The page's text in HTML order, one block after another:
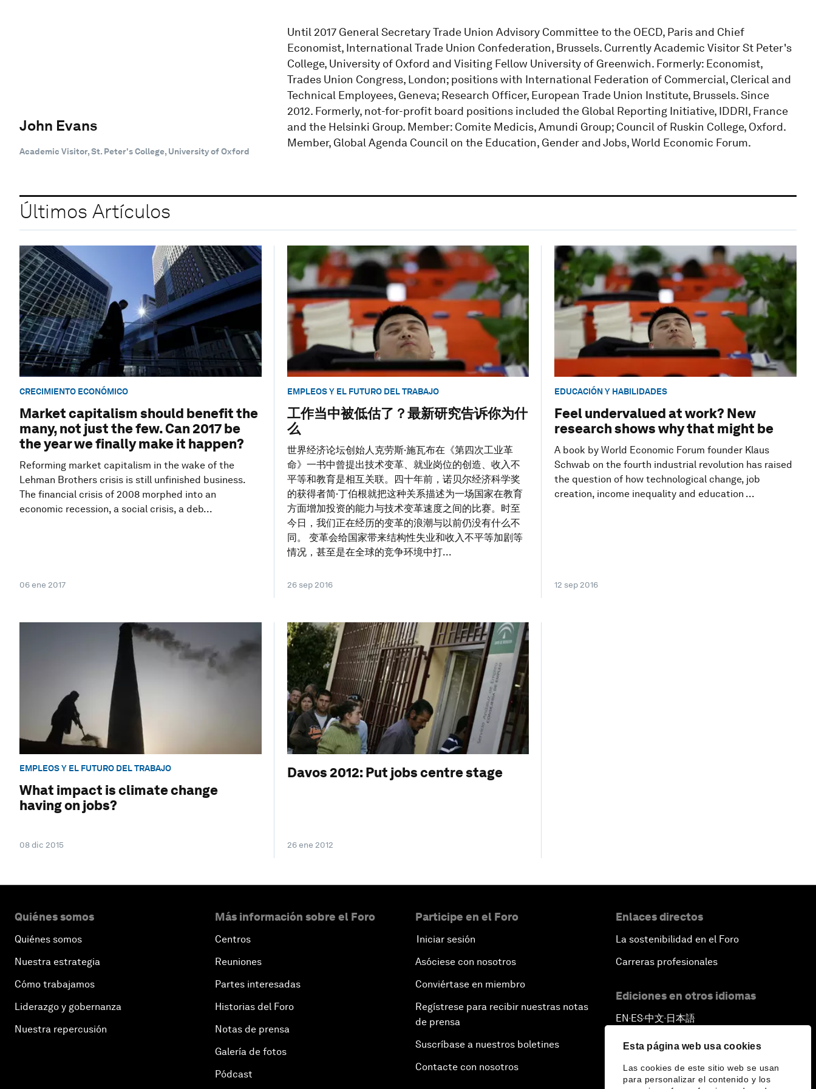
Esta página web usa cookies
Las cookies de este sitio web se usan
para personalizar el contenido y los
John Evans
Academic Visitor, St. Peter's College, University of Oxford
Until 2017 General Secretary Trade Union Advisory Committee to the OECD, Paris and Chief
Economist, International Trade Union Confederation, Brussels. Currently Academic Visitor St Peter's
College, University of Oxford and Visiting Fellow University of Greenwich. Formerly: Economist,
Trades Union Congress, London; positions with International Federation of Commercial, Clerical and
Technical Employees, Geneva; Research Officer, European Trade Union Institute, Brussels. Since
2012. Formerly, not-for-profit board positions included the Global Reporting Initiative, IDDRI, France
and the Helsinki Group. Member: Comite Medicis, Amundi Group; Council of Ruskin College, Oxford.
Member, Global Agenda Council on the Education, Gender and Jobs, World Economic Forum.
Últimos Artículos
CRECIMIENTO ECONÓMICO
Market capitalism should benefit the
many, not just the few. Can 2017 be
the year we finally make it happen?
Reforming market capitalism in the wake of the
Lehman Brothers crisis is still unfinished business.
The financial crisis of 2008 morphed into an
economic recession, a social crisis, a deb...
06 ene 2017
EMPLEOS Y EL FUTURO DEL TRABAJO
工作当中被低估了？最新研究告诉你为什
么
世界经济论坛创始人克劳斯·施瓦布在《第四次工业革
命》一书中曾提出技术变革、就业岗位的创造、收入不
平等和教育是相互关联。四十年前，诺贝尔经济科学奖
的获得者简·丁伯根就把这种关系描述为一场国家在教育
方面增加投资的能力与技术变革速度之间的比赛。时至
今日，我们正在经历的变革的浪潮与以前仍没有什么不
同。 变革会给国家带来结构性失业和收入不平等加剧等
情况，甚至是在全球的竞争环境中打...
26 sep 2016
EDUCACIÓN Y HABILIDADES
Feel undervalued at work? New
research shows why that might be
A book by World Economic Forum founder Klaus
Schwab on the fourth industrial revolution has raised
the question of how technological change, job
creation, income inequality and education ...
12 sep 2016
EMPLEOS Y EL FUTURO DEL TRABAJO
What impact is climate change
having on jobs?
08 dic 2015
Davos 2012: Put jobs centre stage
26 ene 2012
Quiénes somos
Quiénes somos
Nuestra estrategia
Cómo trabajamos
Liderazgo y gobernanza
Nuestra repercusión
Más información sobre el Foro
Centros
Reuniones
Partes interesadas
Historias del Foro
Notas de prensa
Galería de fotos
Pódcast
Participe en el Foro
Iniciar sesión
Asóciese con nosotros
Conviértase en miembro
Regístrese para recibir nuestras notas
de prensa
Suscríbase a nuestros boletines
Contacte con nosotros
Enlaces directos
La sostenibilidad en el Foro
Carreras profesionales
Ediciones en otros idiomas
EN ▪ ES▪中文▪ 日本語